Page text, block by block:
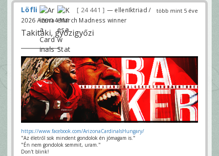
több mint 5 éve
Löfli 24 441
— ellenIktriad /
2026 Arena4 March Madness winner
Takitaki, győzigyőzi
https://www.facebook.com/ArizonaCardinalsHungary/
"Az életről sok mindent gondolok én jómagam is."
"Én nem gondolok semmit, uram."
Don't blink!